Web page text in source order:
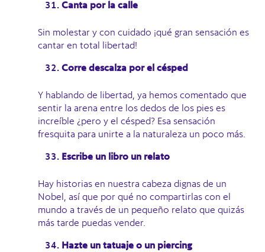
Canta por la calle
Sin molestar y con cuidado ¡qué gran sensación es
cantar en total libertad!
Corre descalza por el césped
Y hablando de libertad, ya hemos comentado que
sentir la arena entre los dedos de los pies es
increíble ¿pero y el césped? Esa sensación
fresquita para unirte a la naturaleza un poco más.
Escribe un libro un relato
Hay historias en nuestra cabeza dignas de un
Nobel, así que por qué no compartirlas con el
mundo a través de un pequeño relato que quizás
más tarde puedas vender.
Hazte un tatuaje o un piercing